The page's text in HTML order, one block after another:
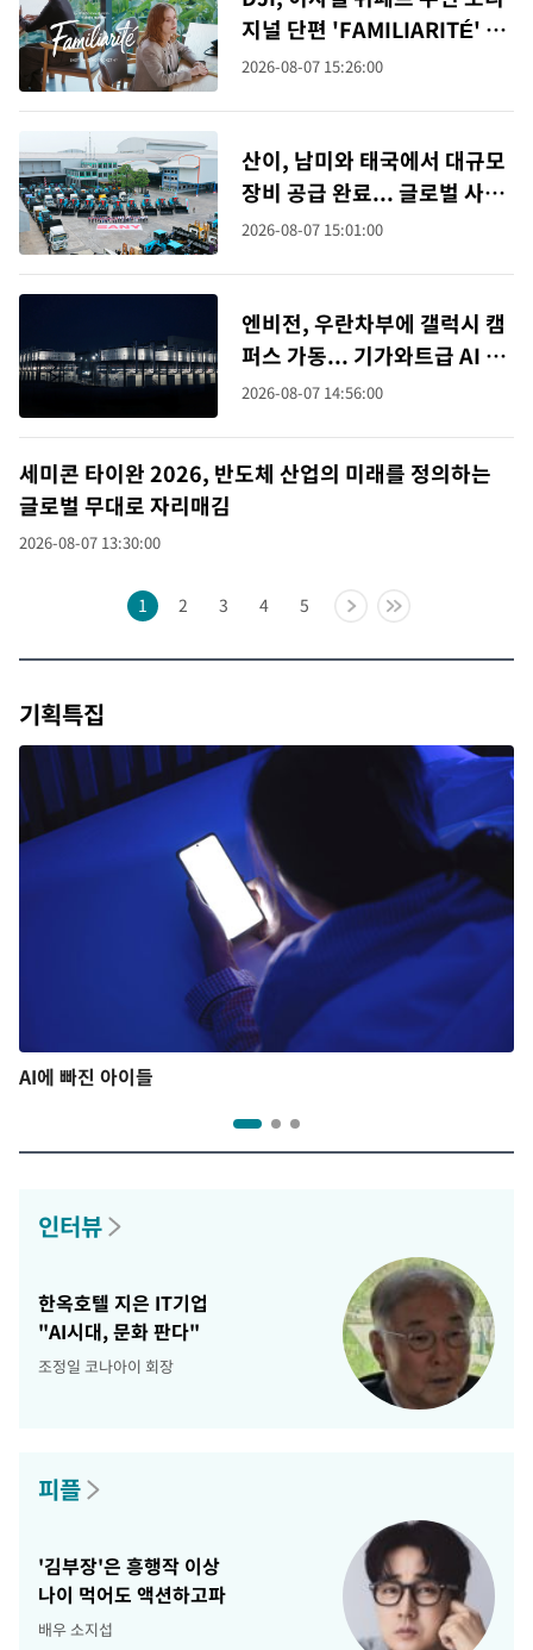
지널 단편 'FAMILIARITÉ' 공
개…전편 Osmo Pocket 4P
2026-08-07 15:26:00
산이, 남미와 태국에서 대규모
장비 공급 완료... 글로벌 사업
영역 확대
2026-08-07 15:01:00
엔비전, 우란차부에 갤럭시 캠
퍼스 가동... 기가와트급 AI 인
프라의 새로운 모델 확립
2026-08-07 14:56:00
세미콘 타이완 2026, 반도체 산업의 미래를 정의하는
글로벌 무대로 자리매김
2026-08-07 13:30:00
1 2 3 4 5
기획특집
AI에 빠진 아이들
인터뷰
한옥호텔 지은 IT기업
"AI시대, 문화 판다"
조정일 코나아이 회장
피플
'김부장'은 흥행작 이상
나이 먹어도 액션하고파
배우 소지섭